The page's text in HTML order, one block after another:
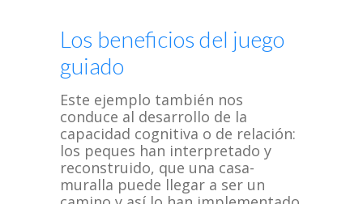
Los beneficios del juego
guiado
Este ejemplo también nos
conduce al desarrollo de la
capacidad cognitiva o de relación:
los peques han interpretado y
reconstruido, que una casa-
muralla puede llegar a ser un